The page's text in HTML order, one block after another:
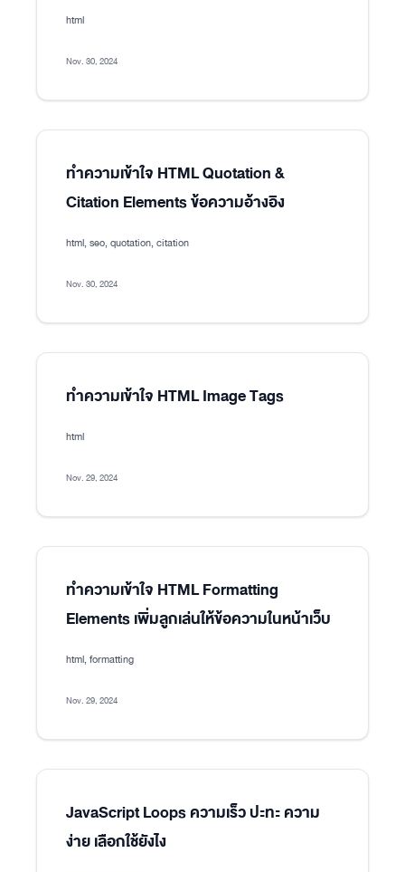
html
Nov. 30, 2024
ทำความเข้าใจ HTML Quotation &
Citation Elements ข้อความอ้างอิง
html, seo, quotation, citation
Nov. 30, 2024
ทำความเข้าใจ HTML Image Tags
html
Nov. 29, 2024
ทำความเข้าใจ HTML Formatting
Elements เพิ่มลูกเล่นให้ข้อความในหน้าเว็บ
html, formatting
Nov. 29, 2024
JavaScript Loops ความเร็ว ปะทะ ความ
ง่าย เลือกใช้ยังไง